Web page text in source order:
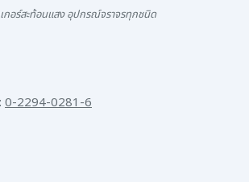
กอร์สะท้อนแสง อุปกรณ์จราจรทุกชนิด
: 0-2294-0281-6